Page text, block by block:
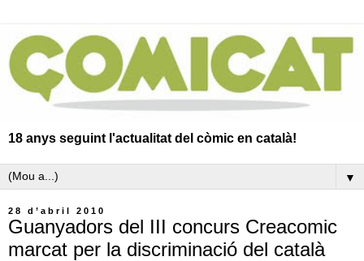
18 anys seguint l'actualitat del còmic en català!
▼
28 d’abril 2010
Guanyadors del III concurs Creacomic
marcat per la discriminació del català